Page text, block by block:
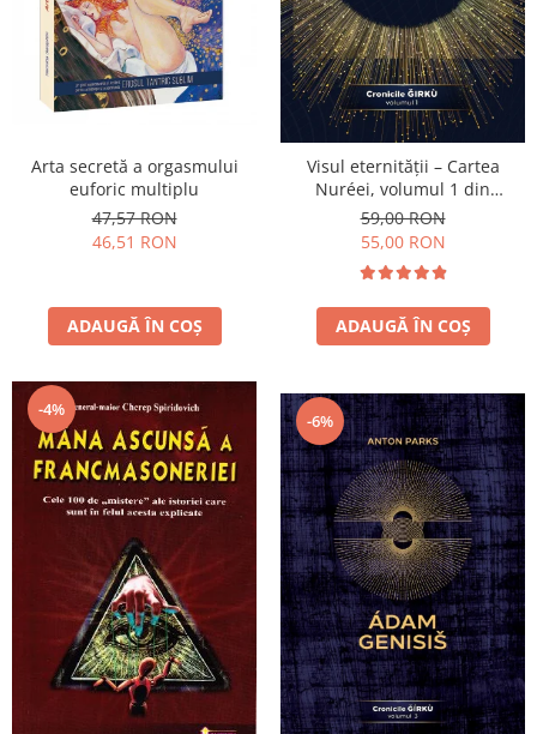
Arta secretă a orgasmului
euforic multiplu
47,57 RON
46,51 RON
ADAUGĂ ÎN COȘ
Visul eternității – Cartea
Nuréei, volumul 1 din
Cronicile Ǧírkù
59,00 RON
55,00 RON
ADAUGĂ ÎN COȘ
-4%
-6%